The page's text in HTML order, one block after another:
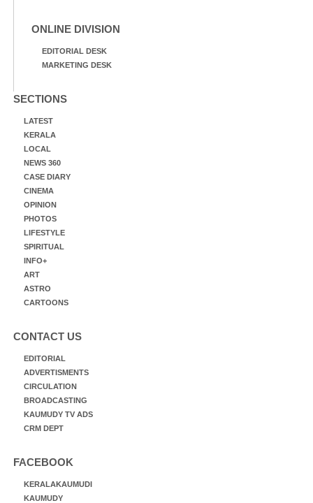
ONLINE DIVISION
EDITORIAL DESK
MARKETING DESK
SECTIONS
LATEST
KERALA
LOCAL
NEWS 360
CASE DIARY
CINEMA
OPINION
PHOTOS
LIFESTYLE
SPIRITUAL
INFO+
ART
ASTRO
CARTOONS
CONTACT US
EDITORIAL
ADVERTISMENTS
CIRCULATION
BROADCASTING
KAUMUDY TV ADS
CRM DEPT
FACEBOOK
KERALAKAUMUDI
KAUMUDY